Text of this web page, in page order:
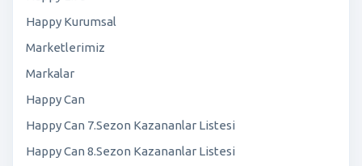
Happy Kurumsal
Marketlerimiz
Markalar
Happy Can
Happy Can 7.Sezon Kazananlar Listesi
Happy Can 8.Sezon Kazananlar Listesi